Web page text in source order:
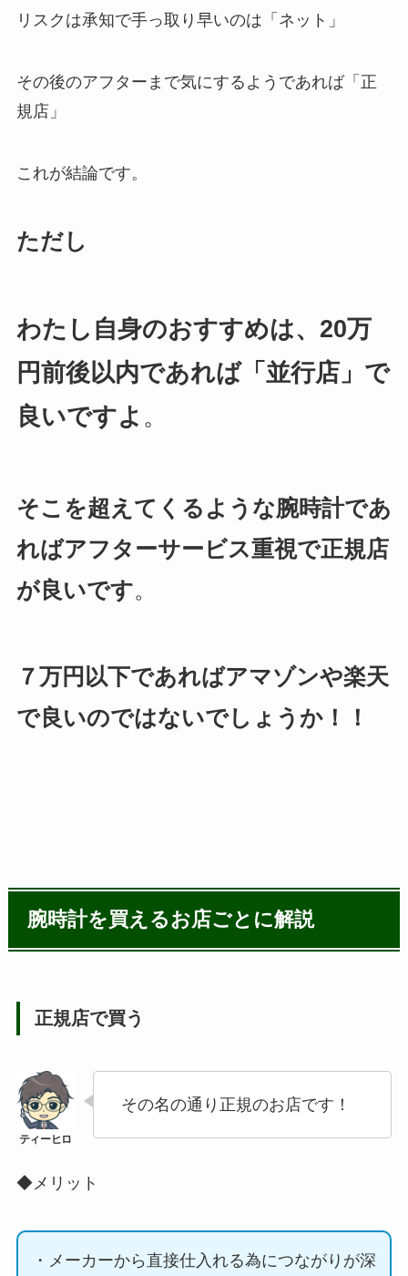
リスクは承知で手っ取り早いのは「ネット」
その後のアフターまで気にするようであれば「正
規店」
これが結論です。
ただし
わたし自身のおすすめは、20万
円前後以内であれば「並行店」で
良いですよ 。
そこを超えてくるような腕時計であ
ればアフターサービス重視で正規店
が良いです。
７万円以下であればアマゾンや楽天
で良いのではないでしょうか！！
腕時計を買えるお店ごとに解説
正規店で買う
その名の通り正規のお店です！
◆メリット
・メーカーから直接仕入れる為につながりが深